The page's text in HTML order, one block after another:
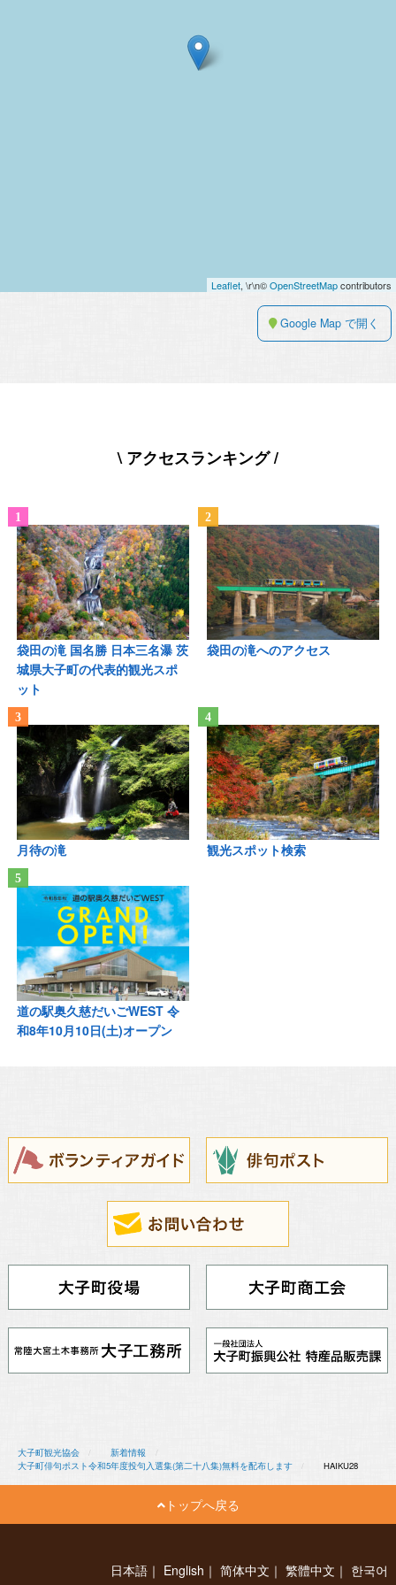
Leaflet, \r\n©OpenStreetMapcontributors
Google Map で開く
\ アクセスランキング /
袋田の滝 国名勝 日本三名瀑 茨
城県大子町の代表的観光スポ
ット
袋田の滝へのアクセス
月待の滝 観光スポット検索
道の駅奥久慈だいごWEST 令
和8年10月10日(土)オープン
大子町観光協会
新着情報
大子町俳句ポスト令和5年度投句入選集(第二十八集)無料を配布します
HAIKU28
トップへ戻る
日本語 ｜ English ｜简体中文 ｜繁體中文 ｜ 한국어